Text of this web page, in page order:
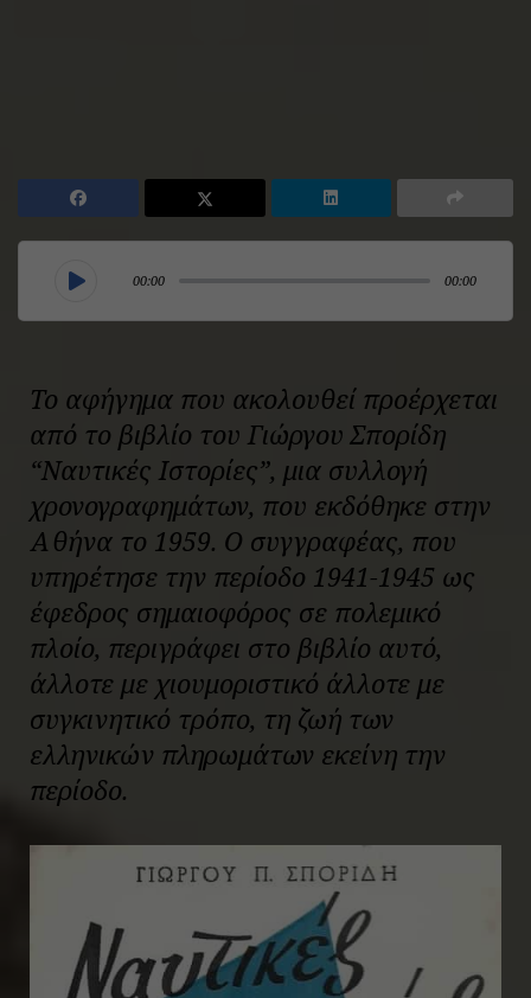
00:00 00:00
Το αφήγημα που ακολουθεί προέρχεται
από το βιβλίο του Γιώργου Σπορίδη
“Ναυτικές Ιστορίες”, μια συλλογή
χρονογραφημάτων, που εκδόθηκε στην
Αθήνα το 1959. Ο συγγραφέας, που
υπηρέτησε την περίοδο 1941-1945 ως
έφεδρος σημαιοφόρος σε πολεμικό
πλοίο, περιγράφει στο βιβλίο αυτό,
άλλοτε με χιουμοριστικό άλλοτε με
συγκινητικό τρόπο, τη ζωή των
ελληνικών πληρωμάτων εκείνη την
περίοδο.